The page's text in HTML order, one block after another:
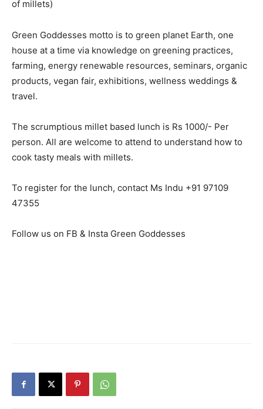
of millets)
Green Goddesses motto is to green planet Earth, one
house at a time via knowledge on greening practices,
farming, energy renewable resources, seminars, organic
products, vegan fair, exhibitions, wellness weddings &
travel.
The scrumptious millet based lunch is Rs 1000/- Per
person. All are welcome to attend to understand how to
cook tasty meals with millets.
To register for the lunch, contact Ms Indu +91 97109
47355
Follow us on FB & Insta Green Goddesses